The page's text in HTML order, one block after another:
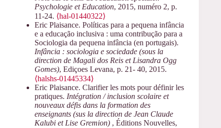
Psychologie et Education, 2015, numéro 2, p.
11-24. ⟨hal-01440322⟩
Eric Plaisance. Políticas para a pequena infância
e a educação inclusiva : uma contribução para a
Sociologia da pequena infância (en portugais).
Infância : sociologia e sociedade (sous la
direction de Magali dos Reis et Lisandra Ogg
Gomes), Ediçoes Levana, p. 21- 40, 2015.
⟨halshs-01445334⟩
Eric Plaisance. Clarifier les mots pour définir les
pratiques. Intégration / inclusion scolaire et
nouveaux défis dans la formation des
enseignants (sus la direction de Jean Claude
Kalubi et Lise Gremion) , Éditions Nouvelles,